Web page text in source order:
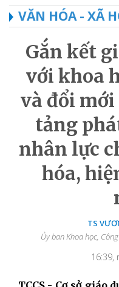
VĂN HÓA - XÃ
Gắn kết
với khoa
và đổi
tảng
nhân lực
hóa,
TS
Ủy ban Khoa học,
16:39,